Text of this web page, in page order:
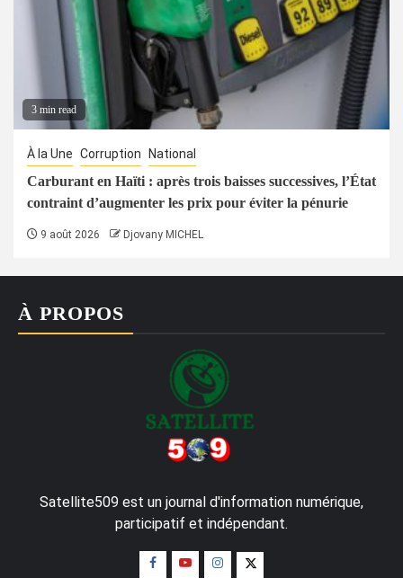
3 min read
À la Une Corruption National
Carburant en Haïti : après trois baisses successives, l’État
contraint d’augmenter les prix pour éviter la pénurie
9 août 2026 Djovany MICHEL
À PROPOS
Satellite509 est un journal d'information numérique,
participatif et indépendant.